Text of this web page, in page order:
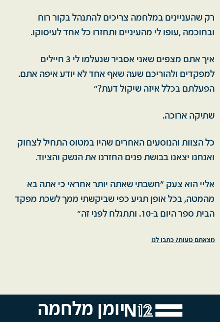
רק שהעניינים במלחמה צריכים להתנהל בקור רוח
ובחוכמה ,עופו לי מהעיניים ותחזרו כל אחד לעיסוקו.
איך אתם מצפים שאני אסביר שנעלמו לי 3 חיילים
למפקדים ולהוריכם שעה שאף אחד לא יודע איפה אתם.
הפעלתם בכלל איזה שיקול דעת?"
שתיקה ארוכה.
כל הצוות והנוסעים האחרים שהיו במטוס התחיל לצחוק
ואנחנו יצאנו בבושת פנים החזרנו את הנשק והציוד.
אליי הוא צעק "חשבתי שאתה יותר אחראי כי אתה בא
מהמטה, בכל אופן תגיע כפי שביקשתי ממך לשכת מפקד
הבית ספר היום ב-10. ותתגלח לפני זה"
מצאתם טעות? כתבו לנו
יומן מלחמה